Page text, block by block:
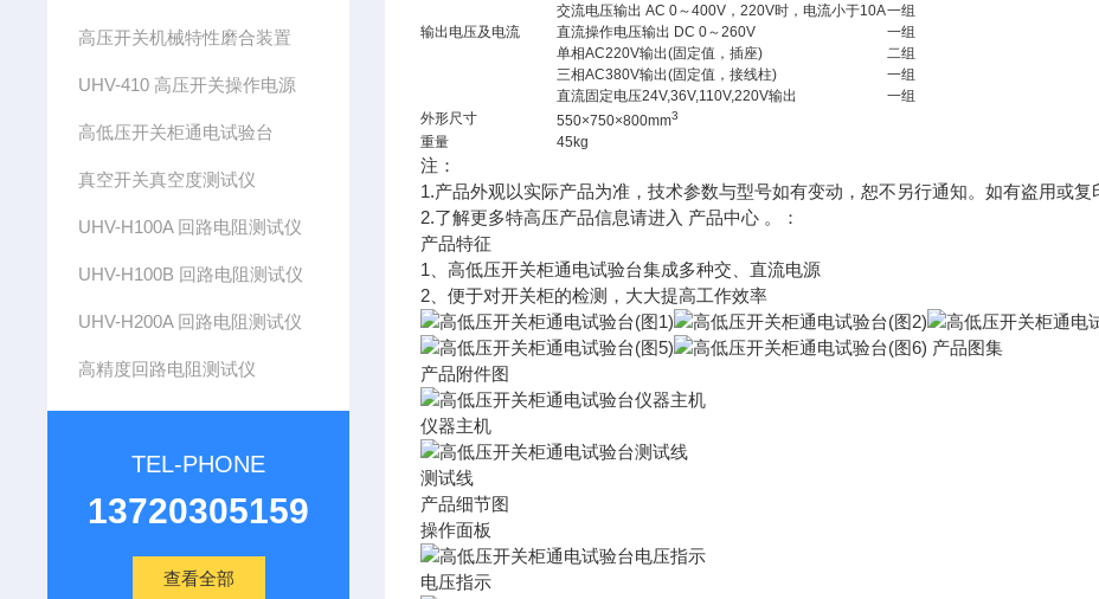
高压开关机械特性磨合装置
UHV-410 高压开关操作电源
高低压开关柜通电试验台
真空开关真空度测试仪
UHV-H100A 回路电阻测试仪
UHV-H100B 回路电阻测试仪
UHV-H200A 回路电阻测试仪
高精度回路电阻测试仪
TEL-PHONE
13720305159
查看全部
输出电压及电流
交流电压输出 AC 0～400V，220V时，电流小于10A一组
直流操作电压输出 DC 0～260V
一组
单相AC220V输出(固定值，插座)
二组
三相AC380V输出(固定值，接线柱)
一组
直流固定电压24V,36V,110V,220V输出
一组
外形尺寸
550×750×800mm3
重量 45kg
注：
1.产品外观以实际产品为准，技术参数与型号如有变动，恕不另行通知。如有盗用或复
2.了解更多特高压产品信息请进入 产品中心 。：
产品特征
1、高低压开关柜通电试验台集成多种交、直流电源
2、便于对开关柜的检测，大大提高工作效率
产品图集
产品附件图
仪器主机
测试线
产品细节图
操作面板
电压指示